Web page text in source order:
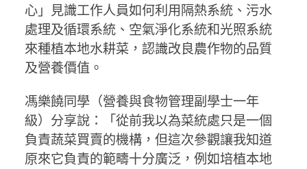
心」見識工作人員如何利用隔熱系統、污水
處理及循環系統、空氣淨化系統和光照系統
來種植本地水耕菜，認識改良農作物的品質
及營養價值。
馮樂饒同學（營養與食物管理副學士一年
級）分享說：「從前我以為菜統處只是一個
負責蔬菜買賣的機構，但這次參觀讓我知道
原來它負責的範疇十分廣泛，例如培植本地